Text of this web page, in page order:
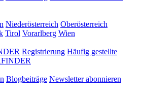
Niederösterreich Oberösterreich
Tirol Vorarlberg Wien
Registrierung Häufig gestellte
Blogbeiträge Newsletter abonnieren